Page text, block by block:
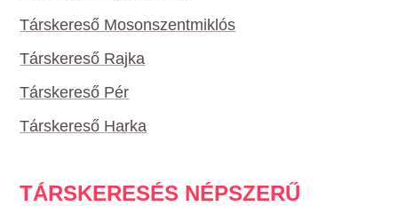
Társkereső Mosonszentmiklós
Társkereső Rajka
Társkereső Pér
Társkereső Harka
TÁRSKERESÉS NÉPSZERŰ